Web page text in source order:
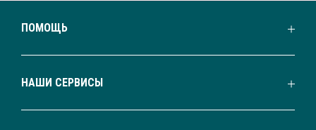
ПОМОЩЬ
НАШИ СЕРВИСЫ